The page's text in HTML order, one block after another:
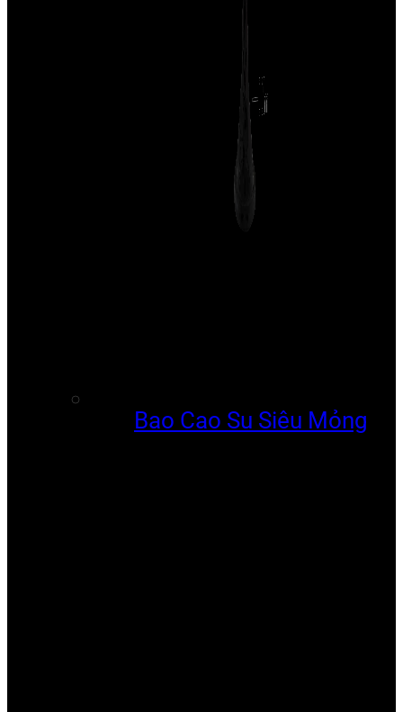
Bao Cao Su Siêu Mỏng